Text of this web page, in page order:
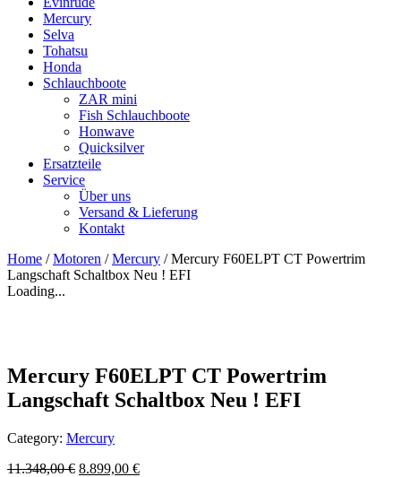
Mercury
Selva
Tohatsu
Honda
Schlauchboote
ZAR mini
Fish Schlauchboote
Honwave
Quicksilver
Ersatzteile
Service
Über uns
Versand & Lieferung
Kontakt
Home /Motoren /Mercury / Mercury F60ELPT CT Powertrim
Langschaft Schaltbox Neu ! EFI
Loading...
Mercury F60ELPT CT Powertrim
Langschaft Schaltbox Neu ! EFI
Category: Mercury
11.348,00€ 8.899,00 €